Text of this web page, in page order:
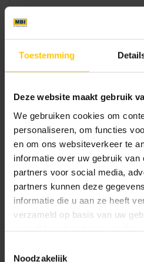
Toestemming
Deze website maakt gebruik
We gebruiken cookies om
personaliseren, om functies
en om ons websiteverkeer te
informatie over uw gebruik van
partners voor social media,
partners kunnen deze
informatie die u aan ze heeft
verzameld op basis van uw
gaat akkoord met onze
Noodzakelijk
Adviesgesprek
Assortimentboek
Bestekservice Stenen
Brochures
DoP verklaringen
Veelgestelde vragen